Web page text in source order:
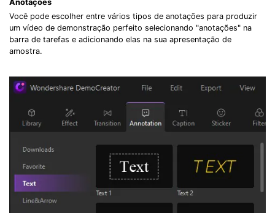
Anotações
Você pode escolher entre vários tipos de anotações para produzir
um vídeo de demonstração perfeito selecionando "anotações" na
barra de tarefas e adicionando elas na sua apresentação de
amostra.